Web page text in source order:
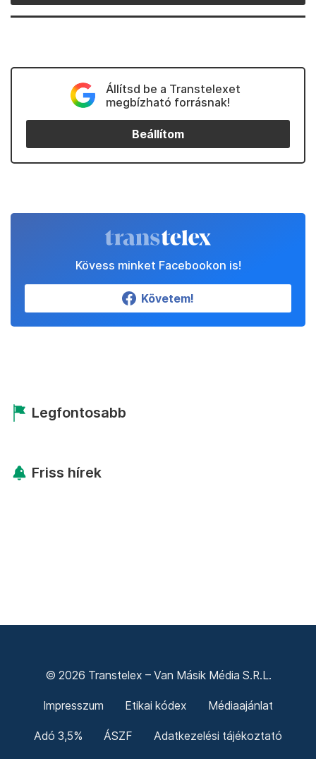
Állítsd be a Transtelexet
megbízható forrásnak!
Beállítom
Kövess minket Facebookon is!
Követem!
Legfontosabb
Friss hírek
© 2026 Transtelex – Van Másik Média S.R.L.
Impresszum Etikai kódex Médiaajánlat
Adó 3,5% ÁSZF Adatkezelési tájékoztató